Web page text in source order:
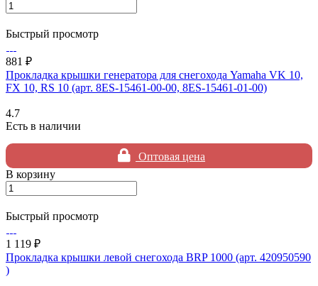
Быстрый просмотр
881 ₽
Прокладка крышки генератора для снегохода Yamaha VK 10,
FX 10, RS 10 (арт. 8ES-15461-00-00, 8ES-15461-01-00)
4.7
Есть в наличии
Оптовая цена
В корзину
Быстрый просмотр
1 119 ₽
Прокладка крышки левой снегохода BRP 1000 (арт. 420950590
)